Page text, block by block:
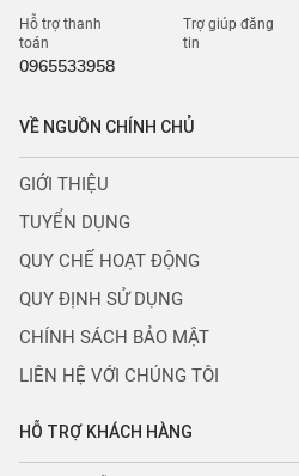
Hỗ trợ thanh
toán
0965533958
Trợ giúp đăng
tin
VỀ NGUỒN CHÍNH CHỦ
GIỚI THIỆU
TUYỂN DỤNG
QUY CHẾ HOẠT ĐỘNG
QUY ĐỊNH SỬ DỤNG
CHÍNH SÁCH BẢO MẬT
LIÊN HỆ VỚI CHÚNG TÔI
HỖ TRỢ KHÁCH HÀNG